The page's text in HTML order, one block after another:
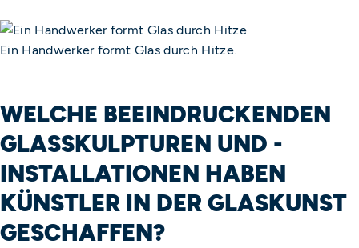
Ein Handwerker formt Glas durch Hitze.
WELCHE BEEINDRUCKENDEN
GLASSKULPTUREN UND -
INSTALLATIONEN HABEN
KÜNSTLER IN DER GLASKUNST
GESCHAFFEN?